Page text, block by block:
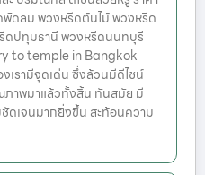
ดลม พวงหรีดต้นไม้ พวงหรีด
ดปทุมธานี พวงหรีดนนทบุรี
to temple in Bangkok
เรามีจุดเด่น ซึ่งล้วนมีดีไซน์
ภาพมาแล้วทั้งสิ้น ทันสมัย มี
ดเจนมากยิ่งขึ้น สะท้อนความ